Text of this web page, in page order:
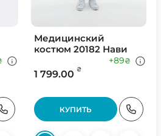
Медицинский
костюм 20182 Нави
1 799.00 ₴
+89₴
КУПИТЬ